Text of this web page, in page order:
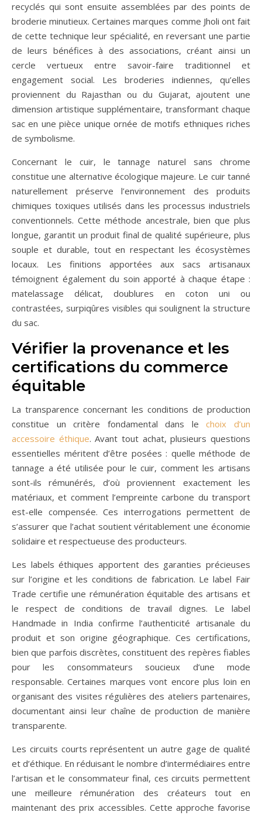
recyclés qui sont ensuite assemblées par des points de
broderie minutieux. Certaines marques comme Jholi ont fait
de cette technique leur spécialité, en reversant une partie
de leurs bénéfices à des associations, créant ainsi un
cercle vertueux entre savoir-faire traditionnel et
engagement social. Les broderies indiennes, qu’elles
proviennent du Rajasthan ou du Gujarat, ajoutent une
dimension artistique supplémentaire, transformant chaque
sac en une pièce unique ornée de motifs ethniques riches
de symbolisme.
Concernant le cuir, le tannage naturel sans chrome
constitue une alternative écologique majeure. Le cuir tanné
naturellement préserve l’environnement des produits
chimiques toxiques utilisés dans les processus industriels
conventionnels. Cette méthode ancestrale, bien que plus
longue, garantit un produit final de qualité supérieure, plus
souple et durable, tout en respectant les écosystèmes
locaux. Les finitions apportées aux sacs artisanaux
témoignent également du soin apporté à chaque étape :
matelassage délicat, doublures en coton uni ou
contrastées, surpiqûres visibles qui soulignent la structure
du sac.
Vérifier la provenance et les
certifications du commerce
équitable
La transparence concernant les conditions de production
constitue un critère fondamental dans lechoix d’un
accessoire éthique. Avant tout achat, plusieurs questions
essentielles méritent d’être posées : quelle méthode de
tannage a été utilisée pour le cuir, comment les artisans
sont-ils rémunérés, d’où proviennent exactement les
matériaux, et comment l’empreinte carbone du transport
est-elle compensée. Ces interrogations permettent de
s’assurer que l’achat soutient véritablement une économie
solidaire et respectueuse des producteurs.
Les labels éthiques apportent des garanties précieuses
sur l’origine et les conditions de fabrication. Le label Fair
Trade certifie une rémunération équitable des artisans et
le respect de conditions de travail dignes. Le label
Handmade in India confirme l’authenticité artisanale du
produit et son origine géographique. Ces certifications,
bien que parfois discrètes, constituent des repères fiables
pour les consommateurs soucieux d’une mode
responsable. Certaines marques vont encore plus loin en
organisant des visites régulières des ateliers partenaires,
documentant ainsi leur chaîne de production de manière
transparente.
Les circuits courts représentent un autre gage de qualité
et d’éthique. En réduisant le nombre d’intermédiaires entre
l’artisan et le consommateur final, ces circuits permettent
une meilleure rémunération des créateurs tout en
maintenant des prix accessibles. Cette approche favorise